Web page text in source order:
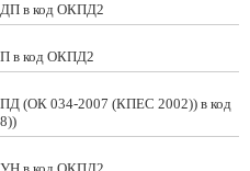
в код ОКПД2
в код ОКПД2
(ОК 034-2007 (КПЕС 2002)) в код